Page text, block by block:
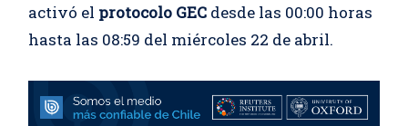
activó el protocolo GEC desde las 00:00 horas
hasta las 08:59 del miércoles 22 de abril.